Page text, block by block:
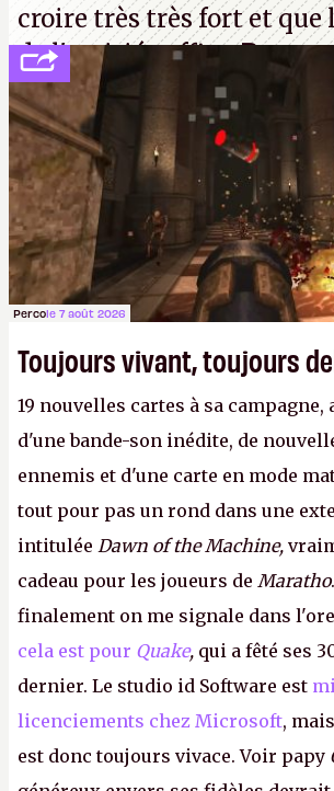
croire très très fort et que
de l'amitié suffira.P.
Percole 7 août 2026
Toujours vivant, toujours
19 nouvelles cartes à sa campagne,
d'une bande-son inédite, de
ennemis et d'une carte en mode
tout pour pas un rond dans une
intitulée Dawn of the Machine,
cadeau pour les joueurs de Maratho
finalement on me signale dans
cela est pour Quake, qui a fêté ses
dernier. Le studio id Software est
licenciements chez Microsoft,
est donc toujours vivace. Voir papy